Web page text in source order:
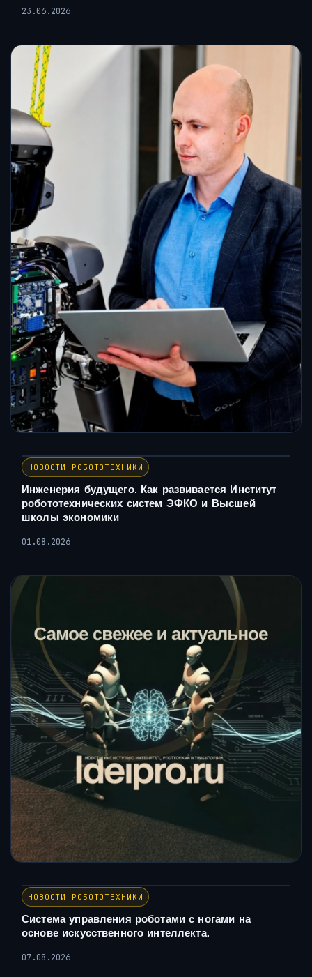
23.06.2026
НОВОСТИ РОБОТОТЕХНИКИ
Инженерия будущего. Как развивается Институт
робототехнических систем ЭФКО и Высшей
школы экономики
01.08.2026
НОВОСТИ РОБОТОТЕХНИКИ
Система управления роботами с ногами на
основе искусственного интеллекта.
07.08.2026